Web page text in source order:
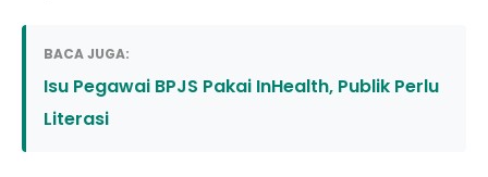
BACA JUGA:
Isu Pegawai BPJS Pakai InHealth, Publik Perlu
Literasi